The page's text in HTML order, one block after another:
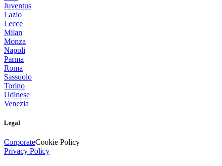
Juventus
Lazio
Lecce
Milan
Monza
Napoli
Parma
Roma
Sassuolo
Torino
Udinese
Venezia
Legal
CorporateCookie Policy
Privacy Policy